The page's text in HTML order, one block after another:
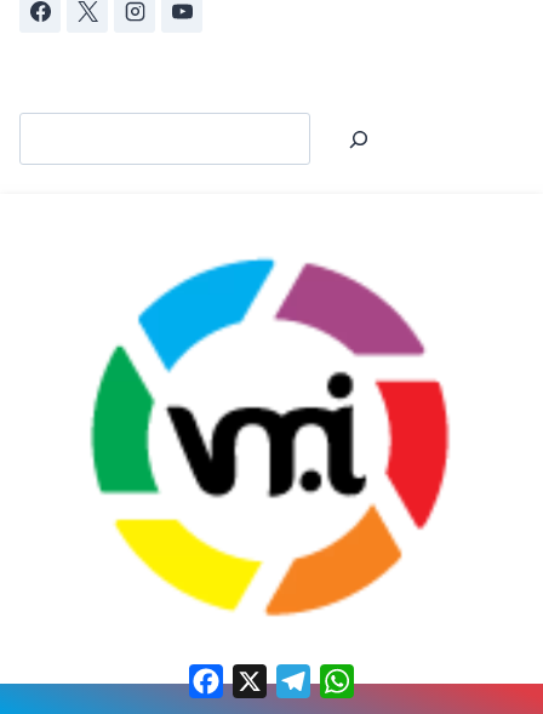
Facebook
X Telegram